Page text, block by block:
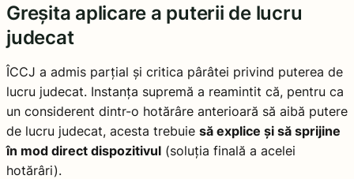
Greșita aplicare a puterii de lucru
judecat
ÎCCJ a admis parțial și critica pârâtei privind puterea de
lucru judecat. Instanța supremă a reamintit că, pentru ca
un considerent dintr-o hotărâre anterioară să aibă putere
de lucru judecat, acesta trebuie să explice și să sprijine
în mod direct dispozitivul (soluția finală a acelei
hotărâri).